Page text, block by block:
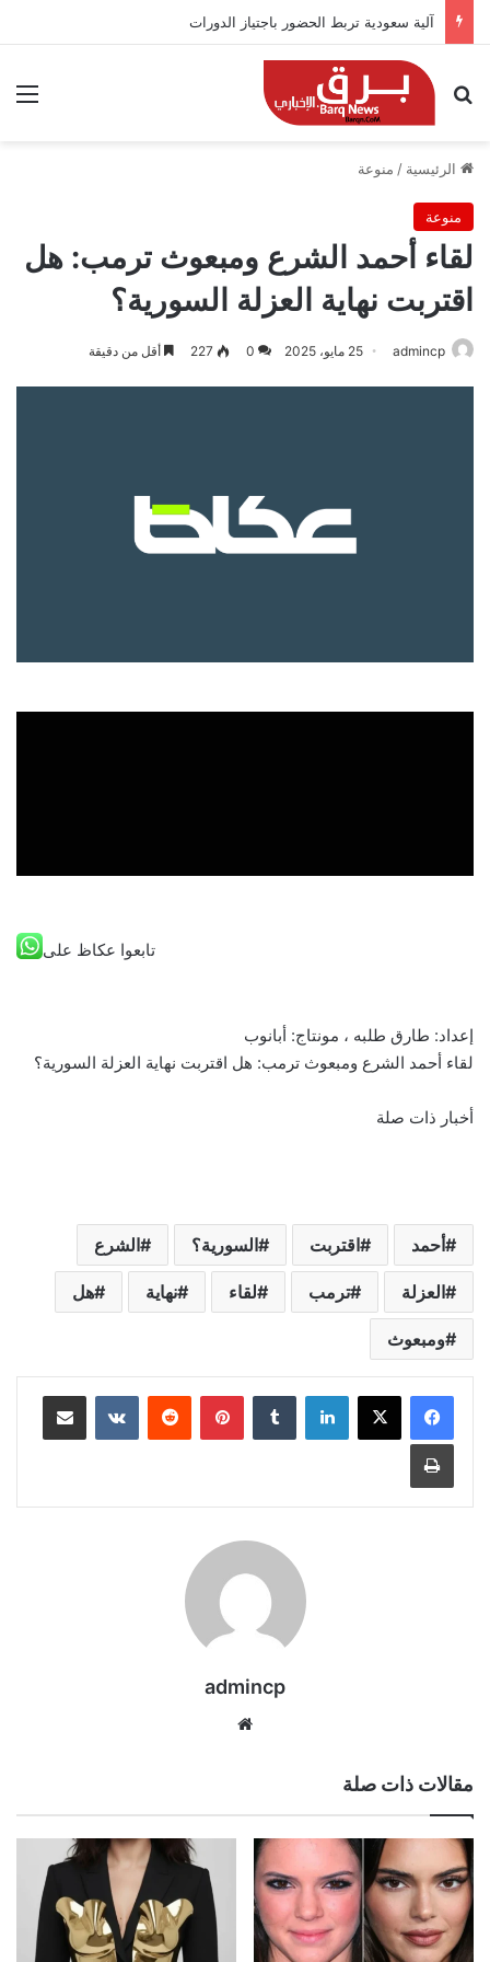
آلية سعودية تربط الحضور باجتياز الدورات
بحث عن
الرئيسية / منوعة
منوعة
لقاء أحمد الشرع ومبعوث ترمب: هل
اقتربت نهاية العزلة السورية؟
admincp 25 مايو، 2025 0
227 أقل من دقيقة
تابعوا عكاظ على
إعداد: طارق طلبه ، مونتاج: أبانوب
لقاء أحمد الشرع ومبعوث ترمب: هل اقتربت نهاية العزلة السورية؟
أخبار ذات صلة
أحمد اقتربت السورية؟ الشرع
العزلة ترمب لقاء نهاية هل
ومبعوث
لينكدإن بينتيريست
admincp
مقالات ذات صلة